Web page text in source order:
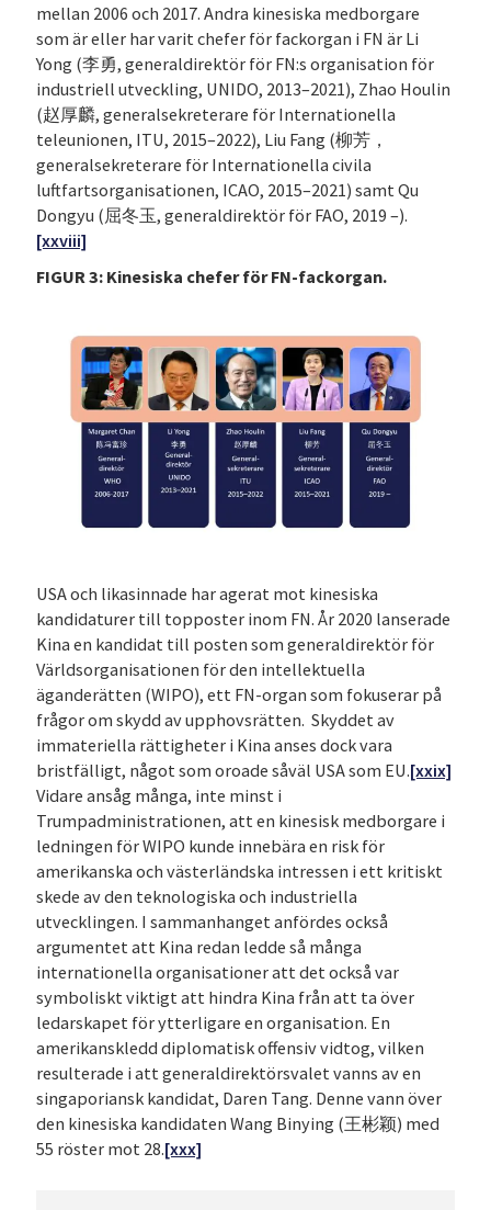
mellan 2006 och 2017. Andra kinesiska medborgare
som är eller har varit chefer för fackorgan i FN är Li
Yong (李勇, generaldirektör för FN:s organisation för
industriell utveckling, UNIDO, 2013–2021), Zhao Houlin
(赵厚麟, generalsekreterare för Internationella
teleunionen, ITU, 2015–2022), Liu Fang (柳芳，
generalsekreterare för Internationella civila
luftfartsorganisationen, ICAO, 2015–2021) samt Qu
Dongyu (屈冬玉, generaldirektör för FAO, 2019 –).
[xxviii]
FIGUR 3: Kinesiska chefer för FN-fackorgan.
USA och likasinnade har agerat mot kinesiska
kandidaturer till topposter inom FN. År 2020 lanserade
Kina en kandidat till posten som generaldirektör för
Världsorganisationen för den intellektuella
äganderätten (WIPO), ett FN-organ som fokuserar på
frågor om skydd av upphovsrätten. Skyddet av
immateriella rättigheter i Kina anses dock vara
bristfälligt, något som oroade såväl USA som EU.[xxix]
Vidare ansåg många, inte minst i
Trumpadministrationen, att en kinesisk medborgare i
ledningen för WIPO kunde innebära en risk för
amerikanska och västerländska intressen i ett kritiskt
skede av den teknologiska och industriella
utvecklingen. I sammanhanget anfördes också
argumentet att Kina redan ledde så många
internationella organisationer att det också var
symboliskt viktigt att hindra Kina från att ta över
ledarskapet för ytterligare en organisation. En
amerikanskledd diplomatisk offensiv vidtog, vilken
resulterade i att generaldirektörsvalet vanns av en
singaporiansk kandidat, Daren Tang. Denne vann över
den kinesiska kandidaten Wang Binying (王彬颖) med
55 röster mot 28.[xxx]